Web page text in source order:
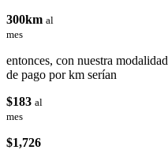
300km al
mes
entonces, con nuestra modalidad
de pago por km serían
$183 al
mes
$1,726